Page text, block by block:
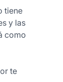
y las
como